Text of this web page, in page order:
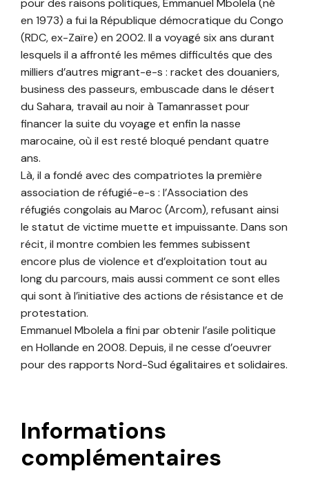
pour des raisons politiques, Emmanuel Mbolela (né
en 1973) a fui la République démocratique du Congo
(RDC, ex-Zaïre) en 2002. Il a voyagé six ans durant
lesquels il a affronté les mêmes difficultés que des
milliers d’autres migrant-e-s : racket des douaniers,
business des passeurs, embuscade dans le désert
du Sahara, travail au noir à Tamanrasset pour
financer la suite du voyage et enfin la nasse
marocaine, où il est resté bloqué pendant quatre
ans.
Là, il a fondé avec des compatriotes la première
association de réfugié-e-s : l’Association des
réfugiés congolais au Maroc (Arcom), refusant ainsi
le statut de victime muette et impuissante. Dans son
récit, il montre combien les femmes subissent
encore plus de violence et d’exploitation tout au
long du parcours, mais aussi comment ce sont elles
qui sont à l’initiative des actions de résistance et de
protestation.
Emmanuel Mbolela a fini par obtenir l’asile politique
en Hollande en 2008. Depuis, il ne cesse d’oeuvrer
pour des rapports Nord-Sud égalitaires et solidaires.
Informations
complémentaires